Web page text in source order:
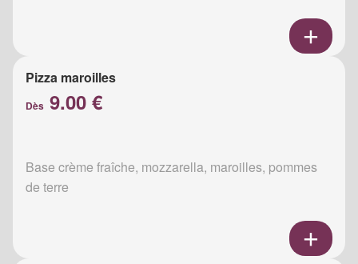
Pizza maroilles
Dès 9.00 €
Base crème fraîche, mozzarella, maroilles, pommes
de terre